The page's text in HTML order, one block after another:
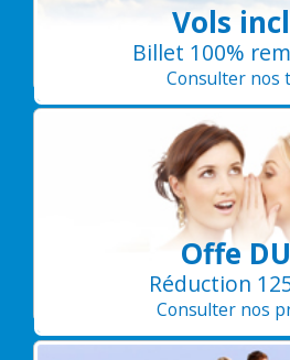
Vols
Billet 100%
Consulter nos
Offe
Réduction
Consulter nos